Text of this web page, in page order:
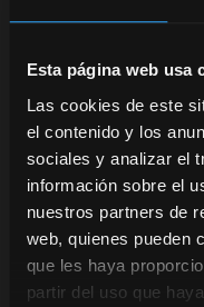
Esta página web usa
Las cookies de este
el contenido y los
sociales y analizar el
información sobre el
nuestros partners de
web, quienes pueden
que les haya
partir del uso que